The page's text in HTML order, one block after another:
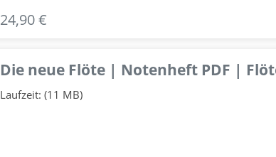
24,90 €
Die neue Flöte | Notenheft PDF |
Laufzeit: (11 MB)